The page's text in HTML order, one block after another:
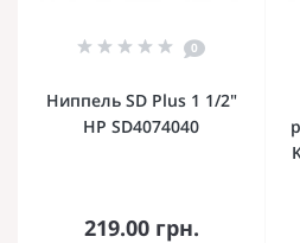
0
Ниппель SD Plus 1 1/2"
НР SD4074040
219.00 грн.